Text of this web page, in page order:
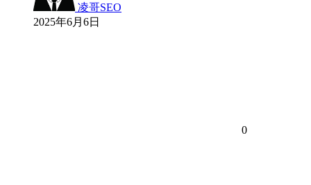
凌哥SEO
2025年6月6日
0